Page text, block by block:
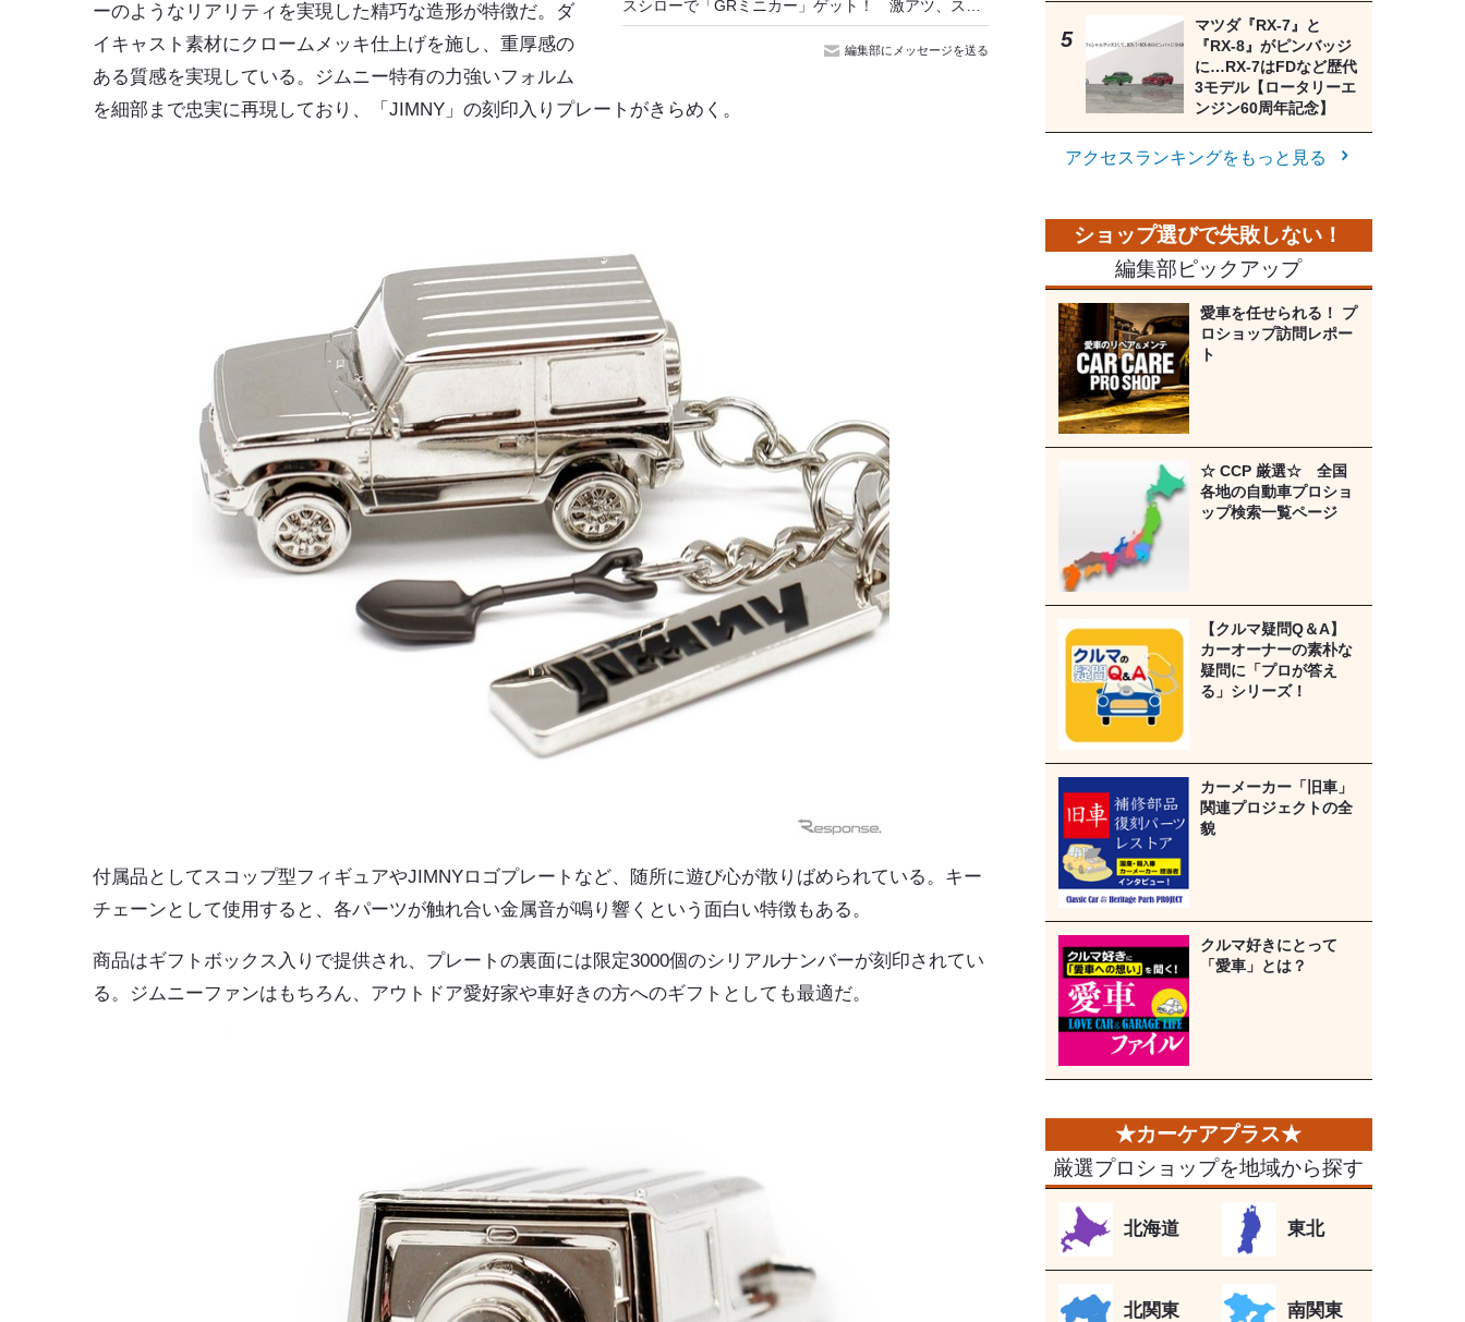
編集部にメッセージを送る
ーのようなリアリティを実現した精巧な造形が特徴だ。ダ
イキャスト素材にクロームメッキ仕上げを施し、重厚感の
ある質感を実現している。ジムニー特有の力強いフォルム
を細部まで忠実に再現しており、「JIMNY」の刻印入りプレートがきらめく。
付属品としてスコップ型フィギュアやJIMNYロゴプレートなど、随所に遊び心が散りばめられている。キー
チェーンとして使用すると、各パーツが触れ合い金属音が鳴り響くという面白い特徴もある。
商品はギフトボックス入りで提供され、プレートの裏面には限定3000個のシリアルナンバーが刻印されてい
る。ジムニーファンはもちろん、アウトドア愛好家や車好きの方へのギフトとしても最適だ。
マツダ『RX-7』と
『RX-8』がピンバッジ
に…RX-7はFDなど歴代
3モデル【ロータリーエ
ンジン60周年記念】
アクセスランキングをもっと見る
編集部ピックアップ
愛車を任せられる！ プ
ロショップ訪問レポー
ト
☆ CCP 厳選☆ 全国
各地の自動車プロショ
ップ検索一覧ページ
【クルマ疑問Q＆A】
カーオーナーの素朴な
疑問に「プロが答え
る」シリーズ！
カーメーカー「旧車」
関連プロジェクトの全
貌
クルマ好きにとって
「愛車」とは？
厳選プロショップを地域から探す
北海道 東北
北関東 南関東